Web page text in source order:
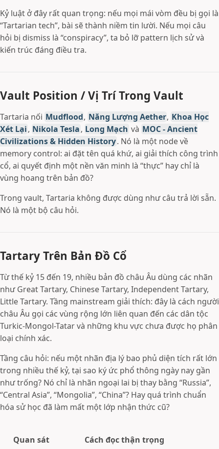
Kỷ luật ở đây rất quan trọng: nếu mọi mái vòm đều bị gọi là
“Tartarian tech”, bài sẽ thành niềm tin lười. Nếu mọi câu
hỏi bị dismiss là “conspiracy”, ta bỏ lỡ pattern lịch sử và
kiến trúc đáng điều tra.
Vault Position / Vị Trí Trong Vault
Tartaria nối Mudflood, Năng Lượng Aether, Khoa Học
Xét Lại, Nikola Tesla, Long Mạch và MOC - Ancient
Civilizations & Hidden History. Nó là một node về
memory control: ai đặt tên quá khứ, ai giải thích công trình
cổ, ai quyết định một nền văn minh là “thực” hay chỉ là
vùng hoang trên bản đồ?
Trong vault, Tartaria không được dùng như câu trả lời sẵn.
Nó là một bộ câu hỏi.
Tartary Trên Bản Đồ Cổ
Từ thế kỷ 15 đến 19, nhiều bản đồ châu Âu dùng các nhãn
như Great Tartary, Chinese Tartary, Independent Tartary,
Little Tartary. Tầng mainstream giải thích: đây là cách người
châu Âu gọi các vùng rộng lớn liên quan đến các dân tộc
Turkic-Mongol-Tatar và những khu vực chưa được họ phân
loại chính xác.
Tầng câu hỏi: nếu một nhãn địa lý bao phủ diện tích rất lớn
trong nhiều thế kỷ, tại sao ký ức phổ thông ngày nay gần
như trống? Nó chỉ là nhãn ngoại lai bị thay bằng “Russia”,
“Central Asia”, “Mongolia”, “China”? Hay quá trình chuẩn
hóa sử học đã làm mất một lớp nhận thức cũ?
Quan sát
Cách đọc thận trọng